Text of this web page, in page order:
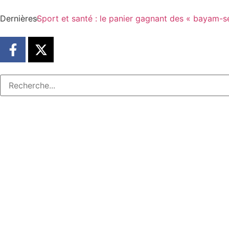
DernièresSport et santé : le panier gagnant des « bayam-